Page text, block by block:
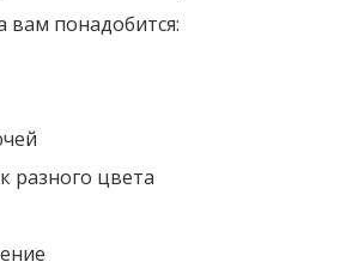
вам понадобится:
разного цвета